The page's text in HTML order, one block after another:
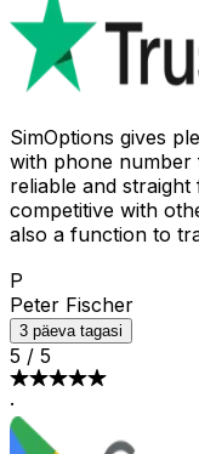
SimOptions gives
with phone number
reliable and
competitive with
also a function to
P
Peter Fischer
3 päeva tagasi
5 / 5
·